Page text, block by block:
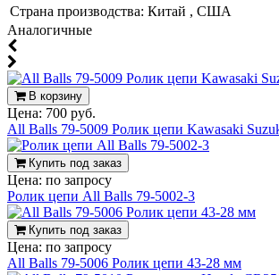
Страна производства: Китай , США
Аналогичные
В корзину
Цена: 700 руб.
All Balls 79-5009 Ролик цепи Kawasaki
Купить под заказ
Цена: по запросу
Ролик цепи All Balls 79-5002-3
Купить под заказ
Цена: по запросу
All Balls 79-5006 Ролик цепи 43-28 мм